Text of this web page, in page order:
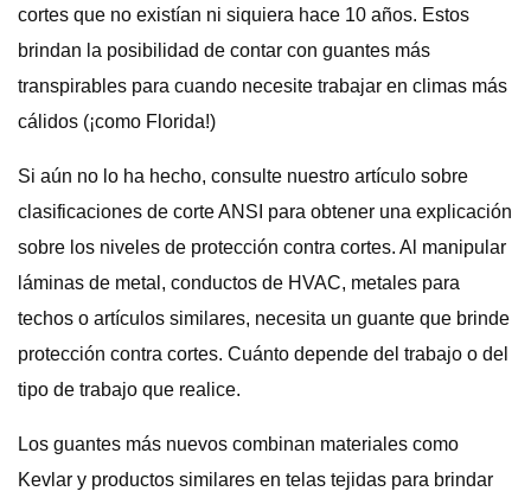
cortes que no existían ni siquiera hace 10 años. Estos
brindan la posibilidad de contar con guantes más
transpirables para cuando necesite trabajar en climas más
cálidos (¡como Florida!)
Si aún no lo ha hecho, consulte nuestro artículo sobre
clasificaciones de corte ANSI para obtener una explicación
sobre los niveles de protección contra cortes. Al manipular
láminas de metal, conductos de HVAC, metales para
techos o artículos similares, necesita un guante que brinde
protección contra cortes. Cuánto depende del trabajo o del
tipo de trabajo que realice.
Los guantes más nuevos combinan materiales como
Kevlar y productos similares en telas tejidas para brindar